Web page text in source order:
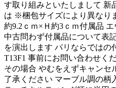
す取り組みといたしまして 新
は ※梱包サイズにより異なり
約9.2ｃｍ×Ｈ約3ｃｍ付属品
中古問わず付属品について表
を演出します パリならではの
T13F1 事前にお問い合わせく
その場合 やむをえずキャンセ
了承ください マーブル調の柄